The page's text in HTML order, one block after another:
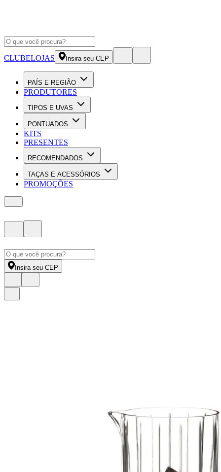
CLUBELOJAS Insira seu CEP
PAÍS E REGIÃO
PRODUTORES
TIPOS E UVAS
PONTUADOS
KITS
PRESENTES
RECOMENDADOS
TAÇAS E ACESSÓRIOS
PROMOÇÕES
Insira seu CEP